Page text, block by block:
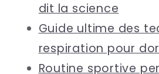
dit la science
Guide ultime des
respiration pour
Routine sportive